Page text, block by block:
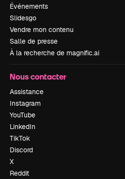
Événements
Slidesgo
Vendre mon contenu
Salle de presse
À la recherche de magnific.ai
Nous contacter
Assistance
Instagram
YouTube
LinkedIn
TikTok
Discord
X
Reddit